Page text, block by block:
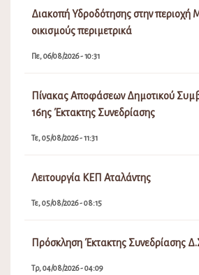
Διακοπή Υδροδότησης στην περιοχή
οικισμούς περιμετρικά
Πε, 06/08/2026 - 10:31
Πίνακας Αποφάσεων Δημοτικού
16ης Έκτακτης Συνεδρίασης
Τε, 05/08/2026 - 11:31
Λειτουργία ΚΕΠ Αταλάντης
Τε, 05/08/2026 - 08:15
Πρόσκληση Έκτακτης Συνεδρίασης
Τρ, 04/08/2026 - 04:09